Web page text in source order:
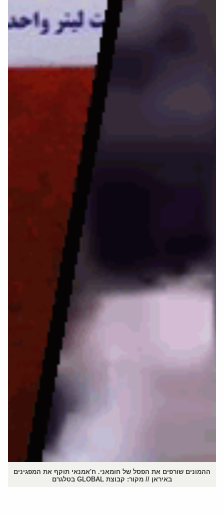
ההמונים שורפים את הפסל של חומאני. ח'אמנאי תוקף את המפגינים
באיראן // מקור: קבוצת GLOBAL בטלגרם